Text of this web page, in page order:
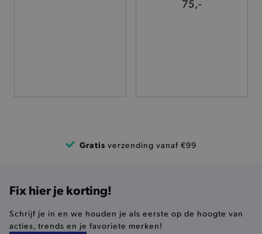
75,-
Gratis verzending vanaf €99
Fix hier je korting!
Schrijf je in en we houden je als eerste op de hoogte van
acties, trends en je favoriete merken!
buikjes algemene bezoekersinformatie, maar
niet jouw identiteit.
product-added-modal